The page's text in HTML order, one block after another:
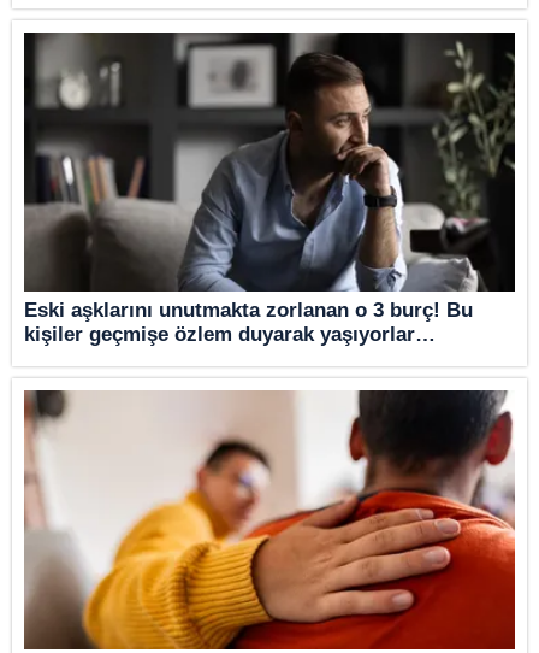
Eski aşklarını unutmakta zorlanan o 3 burç! Bu
kişiler geçmişe özlem duyarak yaşıyorlar…